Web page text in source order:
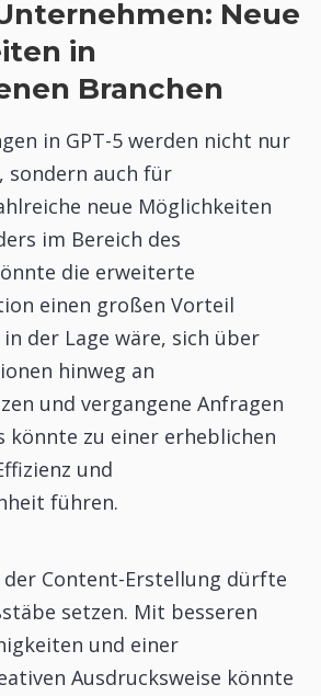
Neue
in
Branchen
in GPT-5 werden nicht nur
auch für
neue Möglichkeiten
im Bereich des
die erweiterte
einen großen Vorteil
der Lage wäre, sich über
hinweg an
und vergangene Anfragen
könnte zu einer erheblichen
und
führen.
der Content-Erstellung dürfte
setzen. Mit besseren
und einer
Ausdrucksweise könnte